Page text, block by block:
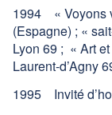
1994 « Voyons
(Espagne) ; «
Lyon 69 ; « Art
Laurent-d’Agny
1995 Invité